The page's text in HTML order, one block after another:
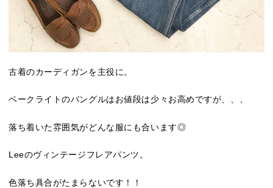
古着のカーディガンを主役に。
ベークライトのバングルはお値段は少々お高めですが、、、
落ち着いた雰囲気がどんな服にも合います◎
Leeのヴィンテージフレアパンツ。
色落ち具合がたまらないです！！